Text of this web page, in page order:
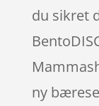
du sikret
ny